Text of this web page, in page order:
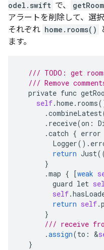
odel.swift で、
アラートを削除して、選
それぞれ home.rooms()
ます。
/// TODO: get
/// Remove
private func
self.home. rooms
.combineLatest
. receive(on :
.catch { error
Logger().
return Just
}
.map { [weak
guard let
self.
return self.
}
/// receive
.assign(to : &
}